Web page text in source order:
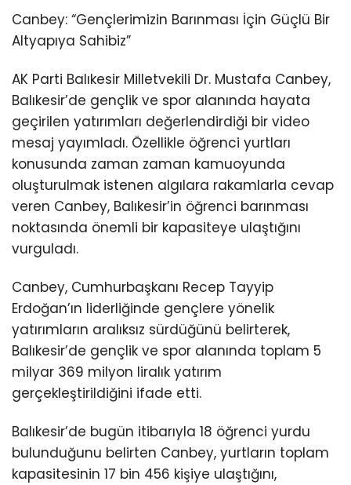
Canbey: “Gençlerimizin Barınması İçin Güçlü Bir
Altyapıya Sahibiz”
AK Parti Balıkesir Milletvekili Dr. Mustafa Canbey,
Balıkesir’de gençlik ve spor alanında hayata
geçirilen yatırımları değerlendirdiği bir video
mesaj yayımladı. Özellikle öğrenci yurtları
konusunda zaman zaman kamuoyunda
oluşturulmak istenen algılara rakamlarla cevap
veren Canbey, Balıkesir’in öğrenci barınması
noktasında önemli bir kapasiteye ulaştığını
vurguladı.
Canbey, Cumhurbaşkanı Recep Tayyip
Erdoğan’ın liderliğinde gençlere yönelik
yatırımların aralıksız sürdüğünü belirterek,
Balıkesir’de gençlik ve spor alanında toplam 5
milyar 369 milyon liralık yatırım
gerçekleştirildiğini ifade etti.
Balıkesir’de bugün itibarıyla 18 öğrenci yurdu
bulunduğunu belirten Canbey, yurtların toplam
kapasitesinin 17 bin 456 kişiye ulaştığını,